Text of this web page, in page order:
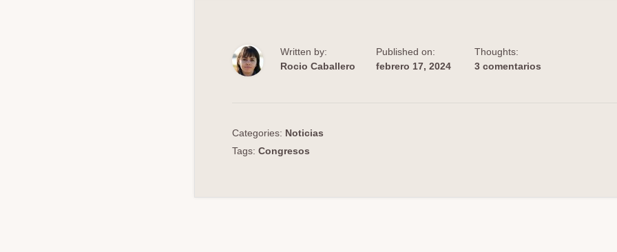
Written by:
Rocio Caballero
Published on:
febrero 17, 2024
Thoughts:
3 comentarios
Categories: Noticias
Tags: Congresos